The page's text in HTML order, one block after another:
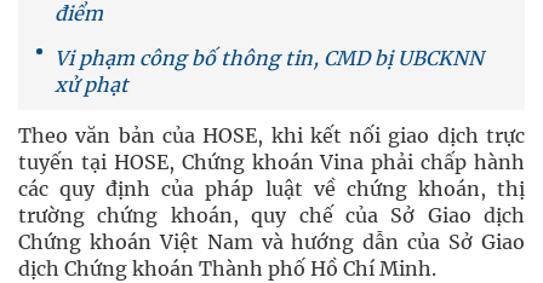
điểm
Vi phạm công bố thông tin, CMD bị UBCKNN
xử phạt
Theo văn bản của HOSE, khi kết nối giao dịch trực
tuyến tại HOSE, Chứng khoán Vina phải chấp hành
các quy định của pháp luật về chứng khoán, thị
trường chứng khoán, quy chế của Sở Giao dịch
Chứng khoán Việt Nam và hướng dẫn của Sở Giao
dịch Chứng khoán Thành phố Hồ Chí Minh.